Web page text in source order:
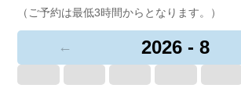
（ご予約は最低3時間からとなります。）
← 2026 - 8